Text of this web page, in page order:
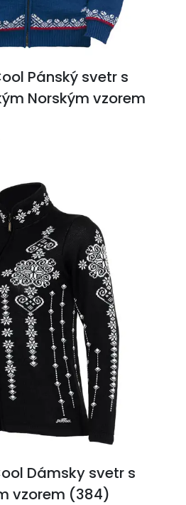
Pánský svetr s
Norským vzorem
Dámsky svetr s
vzorem (384)